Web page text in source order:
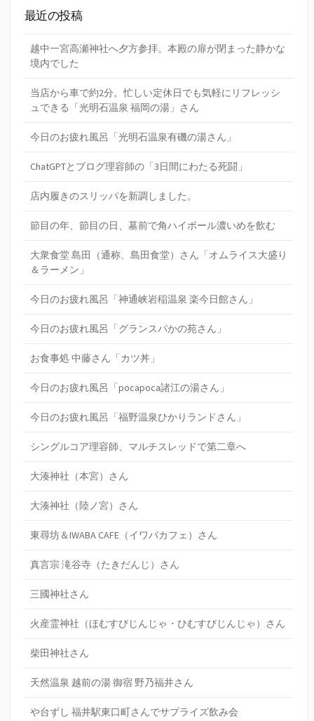
最近の投稿
越中一宮高瀬神社へ夕方参拝。本殿の扉が閉まった静かな
境内でした
当店から車で約2分。忙しい定休日でも気軽にリフレッシ
ュできる「光明石温泉 福岡の湯」さん
今日のお疲れ風呂「光明石温泉有磯の湯さん」
ChatGPTとブログ理容師の「3日間にわたる死闘」
店内履きのスリッパを新調しました。
節目の年、節目の日、墓前で角ハイボール濃いめを飲む
大衆食堂 島田（通称、島田食堂）さん「オムライス大盛り
＆ラーメン」
今日のお疲れ風呂「神通峡岩稲温泉 楽今日館さん」
今日のお疲れ風呂「グランスパかの苑さん」
お食事処 中藤さん「カツ丼」
今日のお疲れ風呂「pocapoca諸江の湯さん」
今日のお疲れ風呂「福野温泉ひかりランドさん」
シングルコア理容師、マルチスレッドで第二章へ
大湊神社（本宮）さん
大湊神社（陸ノ宮）さん
東尋坊＆IWABA CAFE（イワバカフェ）さん
真言宗 滝谷寺（たきだんじ）さん
三國神社さん
火産霊神社（ほむすびじんじゃ・ひむすびじんじゃ）さん
柴田神社さん
天然温泉 越前の湯 御宿 野乃福井さん
や台ずし 福井駅東口町さんでサプライズ飲み会